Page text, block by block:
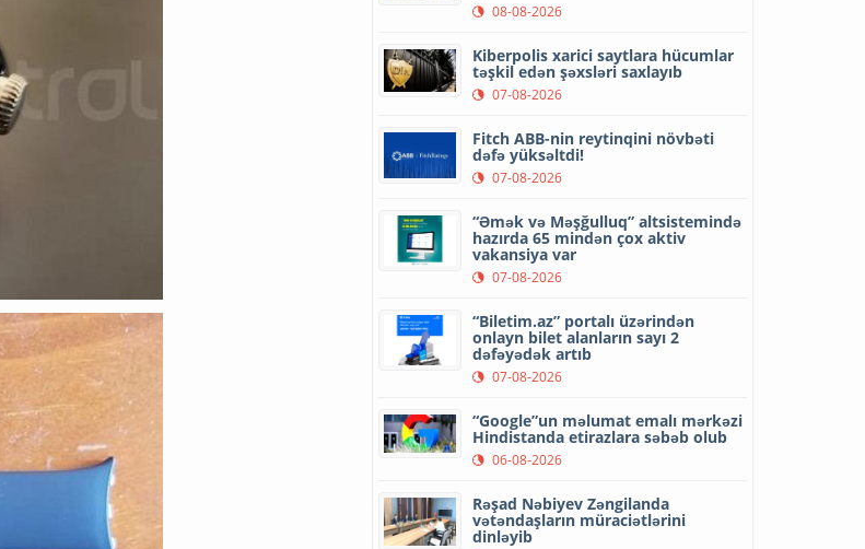
08-08-2026
Kiberpolis xarici saytlara hücumlar
təşkil edən şəxsləri saxlayıb
07-08-2026
Fitch ABB-nin reytinqini növbəti
dəfə yüksəltdi!
07-08-2026
“Əmək və Məşğulluq” altsistemində
hazırda 65 mindən çox aktiv
vakansiya var
07-08-2026
“Biletim.az” portalı üzərindən
onlayn bilet alanların sayı 2
dəfəyədək artıb
07-08-2026
“Google”un məlumat emalı mərkəzi
Hindistanda etirazlara səbəb olub
06-08-2026
Rəşad Nəbiyev Zəngilanda
vətəndaşların müraciətlərini
dinləyib